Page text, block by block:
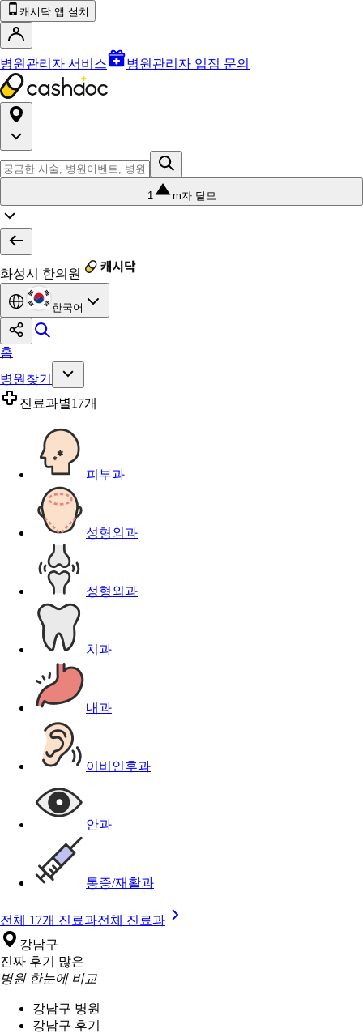
캐시닥 앱 설치
병원관리자 서비스 병원관리자 입점 문의
1 m자 탈모
화성시 한의원
한국어
홈
병원찾기
진료과별17개
피부과
성형외과
정형외과
치과
내과
이비인후과
안과
통증/재활과
전체 17개 진료과전체 진료과
강남구
진짜 후기 많은
병원 한눈에 비교
강남구 병원—
강남구 후기 —